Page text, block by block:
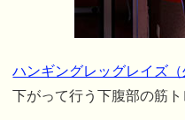
ハンギングレッグレイズ（
下がって行う下腹部の筋ト